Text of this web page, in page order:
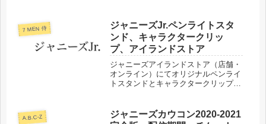
7 MEN 侍
ジャニーズJr.ペンライトスタ
ンド、キャラクタークリッ
プ、アイランドストア
ジャニーズアイランドストア（店舗・
オンライン）にてオリジナルペンライ
トスタンドとキャラクタークリップが
A.B.C-Z
ジャニーズカウコン2020-2021